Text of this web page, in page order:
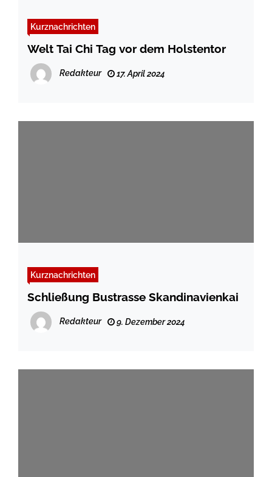
Kurznachrichten
Welt Tai Chi Tag vor dem Holstentor
Redakteur 17. April 2024
Kurznachrichten
Schließung Bustrasse Skandinavienkai
Redakteur 9. Dezember 2024